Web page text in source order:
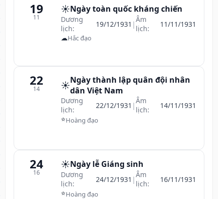
19
11
☀️Ngày toàn quốc kháng chiến
Dương
lịch:
19/12/1931 |Âm
lịch:
11/11/1931
☁Hắc đạo
22
14 ☀️Ngày thành lập quân đội nhân
dân Việt Nam
Dương
lịch:
22/12/1931 |Âm
lịch:
14/11/1931
⭐Hoàng đạo
24
16
☀️Ngày lễ Giáng sinh
Dương
lịch:
24/12/1931 |Âm
lịch:
16/11/1931
⭐Hoàng đạo